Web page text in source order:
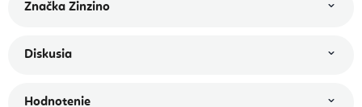
Značka Zinzino
Diskusia
Hodnotenie